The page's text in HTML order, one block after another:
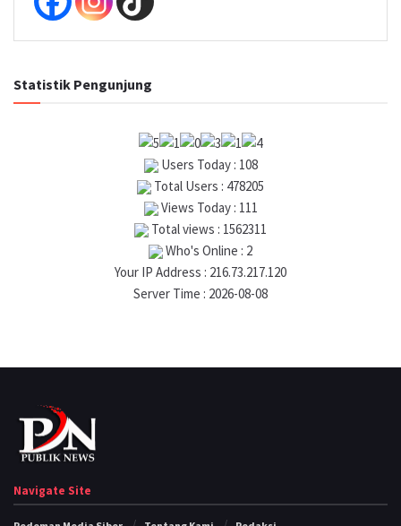
Statistik Pengunjung
Users Today : 108
Total Users : 478205
Views Today : 111
Total views : 1562311
Who's Online : 2
Your IP Address : 216.73.217.120
Server Time : 2026-08-08
Navigate Site